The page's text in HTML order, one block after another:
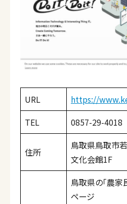
URL
https://
TEL
0857-29-4018
住所
鳥取県鳥取市
文化会館1F
鳥取県の「農家
ページ